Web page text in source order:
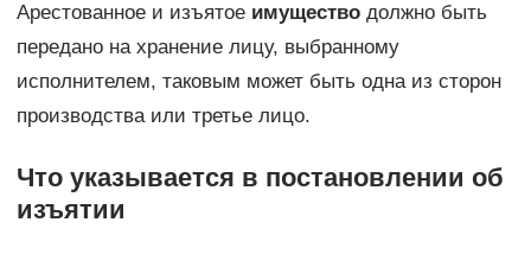
Арестованное и изъятое имуществодолжно быть
передано на хранение лицу, выбранному
исполнителем, таковым может быть одна из сторон
производства или третье лицо.
Что указывается в постановлении об
изъятии